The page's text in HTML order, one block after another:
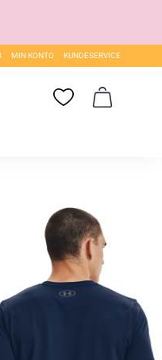
MIN KONTO KUNDESERVICE